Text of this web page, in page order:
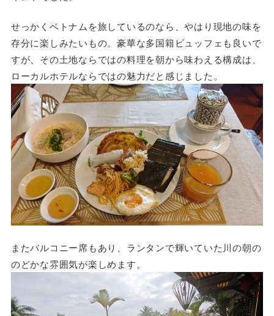
せっかくベトナムを旅しているのなら、やはり現地の味を
存分に楽しみたいもの。豪華な多国籍ビュッフェも良いで
すが、その土地ならではの料理を朝から味わえる構成は、
ローカルホテルならではの魅力だと感じました。
またバルコニー席もあり、ランタンで輝いていた川の朝の
のどかな雰囲気が楽しめます。